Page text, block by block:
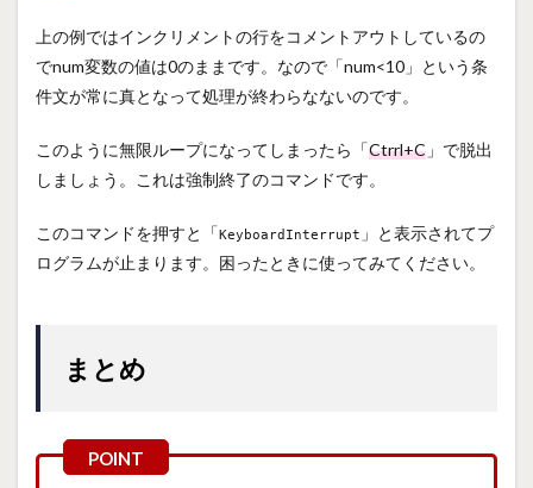
上の例ではインクリメントの行をコメントアウトしているの
でnum変数の値は0のままです。なので「num<10」という条
件文が常に真となって処理が終わらなないのです。
このように無限ループになってしまったら「Ctrrl+C 」で脱出
しましょう。これは強制終了のコマンドです。
このコマンドを押すと「KeyboardInterrupt 」と表示されてプ
ログラムが止まります。困ったときに使ってみてください。
まとめ